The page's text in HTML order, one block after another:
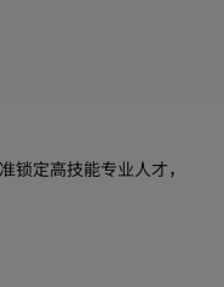
锁定高技能专业人才，